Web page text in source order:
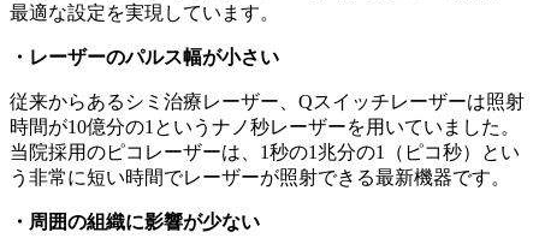
最適な設定を実現しています。
・レーザーのパルス幅が小さい
従来からあるシミ治療レーザー、Qスイッチレーザーは照射
時間が10億分の1というナノ秒レーザーを用いていました。
当院採用のピコレーザーは、1秒の1兆分の1（ピコ秒）とい
う非常に短い時間でレーザーが照射できる最新機器です。
・周囲の組織に影響が少ない